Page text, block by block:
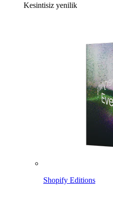
Kesintisiz yenilik
Shopify Editions